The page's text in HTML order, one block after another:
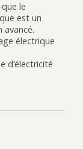
le
est un
avancé.
électrique
d’électricité